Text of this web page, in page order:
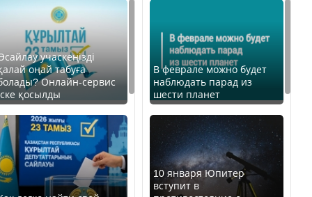
учаскеңізді
оңай табуға
Онлайн-сервис
қосылды
В феврале можно будет
наблюдать парад из
шести планет
10 января Юпитер
вступит в